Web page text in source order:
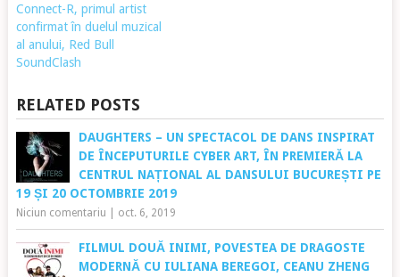
Connect-R, primul artist
confirmat în duelul muzical
al anului, Red Bull
SoundClash
RELATED POSTS
DAUGHTERS – UN SPECTACOL DE DANS INSPIRAT
DE ÎNCEPUTURILE CYBER ART, ÎN PREMIERĂ LA
CENTRUL NAȚIONAL AL DANSULUI BUCUREȘTI PE
19 ȘI 20 OCTOMBRIE 2019
Niciun comentariu oct. 6, 2019
FILMUL DOUĂ INIMI, POVESTEA DE DRAGOSTE
MODERNĂ CU IULIANA BEREGOI, CEANU ZHENG